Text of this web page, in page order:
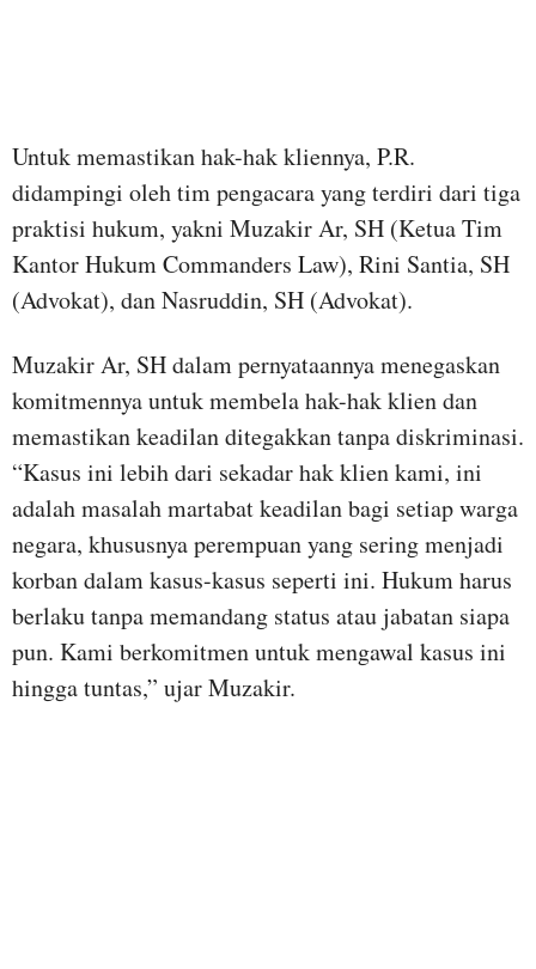
Untuk memastikan hak-hak kliennya, P.R.
didampingi oleh tim pengacara yang terdiri dari tiga
praktisi hukum, yakni Muzakir Ar, SH (Ketua Tim
Kantor Hukum Commanders Law), Rini Santia, SH
(Advokat), dan Nasruddin, SH (Advokat).
Muzakir Ar, SH dalam pernyataannya menegaskan
komitmennya untuk membela hak-hak klien dan
memastikan keadilan ditegakkan tanpa diskriminasi.
“Kasus ini lebih dari sekadar hak klien kami, ini
adalah masalah martabat keadilan bagi setiap warga
negara, khususnya perempuan yang sering menjadi
korban dalam kasus-kasus seperti ini. Hukum harus
berlaku tanpa memandang status atau jabatan siapa
pun. Kami berkomitmen untuk mengawal kasus ini
hingga tuntas,” ujar Muzakir.